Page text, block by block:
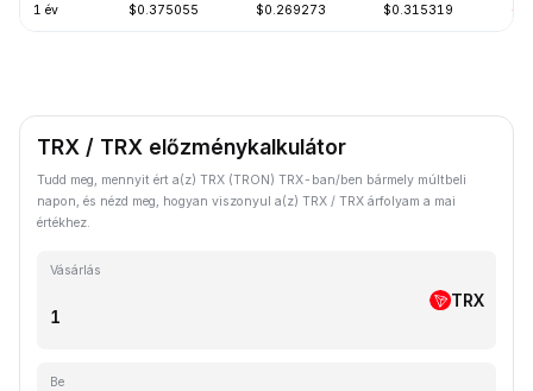
1 év $0.375055 $0.269273 $0.315319 -
TRX / TRX előzménykalkulátor
Tudd meg, mennyit ért a(z) TRX (TRON) TRX-ban/ben bármely múltbeli
napon, és nézd meg, hogyan viszonyul a(z) TRX / TRX árfolyam a mai
értékhez.
Vásárlás
TRX
Be